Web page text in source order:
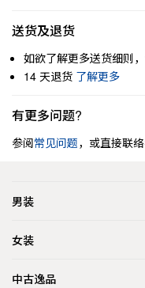
送货及退货
如欲了解更多送货细则
14 天退货 了解更多
有更多问题?
参阅常见问题，或直接联
男装
女装
中古逸品